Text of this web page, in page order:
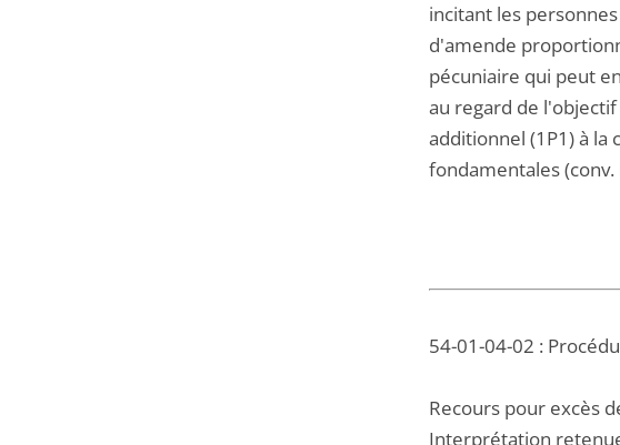
incitant les
d'amende
pécuniaire qui peut
au regard de
additionnel (1P1) à
fondamentales (conv.
54-01-04-02 :
Recours pour excès
Interprétation